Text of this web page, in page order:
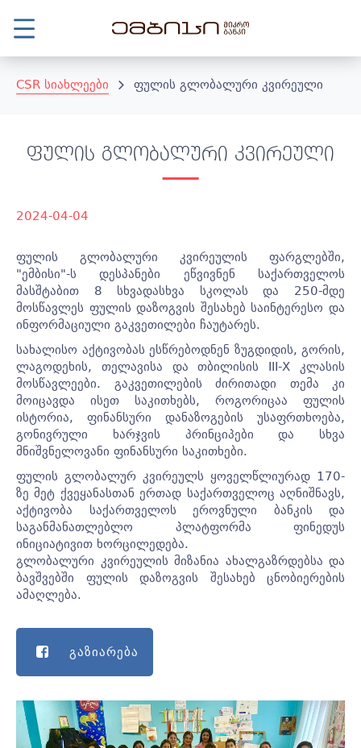
CSR სიახლეები ფულის გლობალური კვირეული
ფულის გლობალური კვირეული
2024-04-04
ფულის გლობალური კვირეულის ფარგლებში,
"ემბისი"-ს დესპანები ეწვივნენ საქართველოს
მასშტაბით 8 სხვადასხვა სკოლას და 250-მდე
მოსწავლეს ფულის დაზოგვის შესახებ საინტერესო და
ინფორმაციული გაკვეთილები ჩაუტარეს.
სახალისო აქტივობას ესწრებოდნენ ზუგდიდის, გორის,
ლაგოდეხის, თელავისა და თბილისის III-X კლასის
მოსწავლეები. გაკვეთილების ძირითადი თემა კი
მოიცავდა ისეთ საკითხებს, როგორიცაა ფულის
ისტორია, ფინანსური დანაზოგების უსაფრთხოება,
გონივრული ხარჯვის პრინციპები და სხვა
მნიშვნელოვანი ფინანსური საკითხები.
ფულის გლობალურ კვირეულს ყოველწლიურად 170-
ზე მეტ ქვეყანასთან ერთად საქართველოც აღნიშნავს,
აქტივობა საქართველოს ეროვნული ბანკის და
საგანმანათლებლო პლატფორმა ფინედუს
ინიციატივით ხორცილედება.
გლობალური კვირეულის მიზანია ახალგაზრდებსა და
ბავშვებში ფულის დაზოგვის შესახებ ცნობიერების
ამაღლება.
გაზიარება